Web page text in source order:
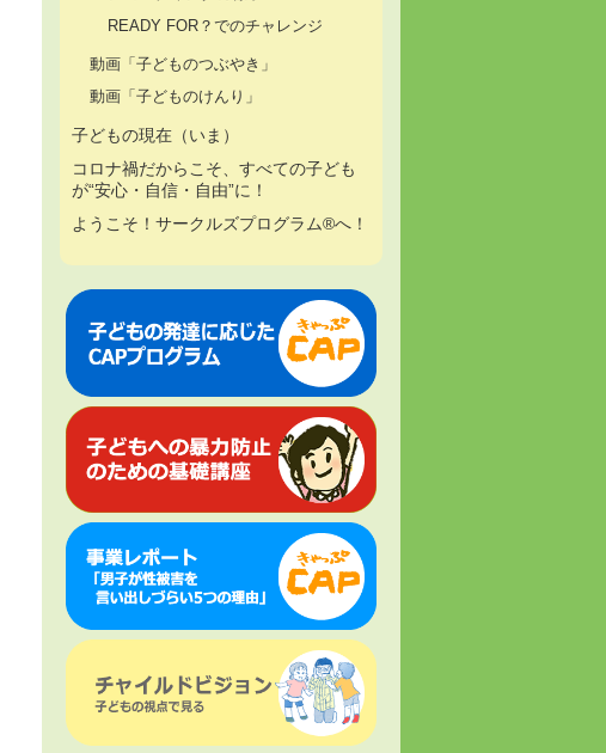
READY FOR？でのチャレンジ
動画「子どものつぶやき」
動画「子どものけんり」
子どもの現在（いま）
コロナ禍だからこそ、すべての子ども
が“安心・自信・自由”に！
ようこそ！サークルズプログラム®へ！